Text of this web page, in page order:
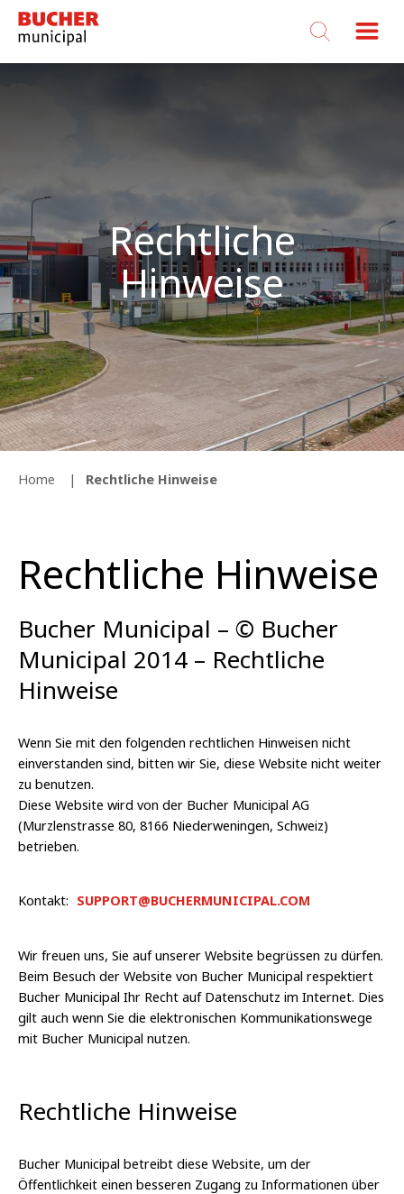
Bucher
Municipal
Rechtliche
Hinweise
Home Rechtliche Hinweise
Rechtliche Hinweise
Bucher Municipal – © Bucher
Municipal 2014 – Rechtliche
Hinweise
Wenn Sie mit den folgenden rechtlichen Hinweisen nicht
einverstanden sind, bitten wir Sie, diese Website nicht weiter
zu benutzen.
Diese Website wird von der Bucher Municipal AG
(Murzlenstrasse 80, 8166 Niederweningen, Schweiz)
betrieben.
Kontakt: SUPPORT@BUCHERMUNICIPAL.COM
Wir freuen uns, Sie auf unserer Website begrüssen zu dürfen.
Beim Besuch der Website von Bucher Municipal respektiert
Bucher Municipal Ihr Recht auf Datenschutz im Internet. Dies
gilt auch wenn Sie die elektronischen Kommunikationswege
mit Bucher Municipal nutzen.
Rechtliche Hinweise
Bucher Municipal betreibt diese Website, um der
Öffentlichkeit einen besseren Zugang zu Informationen über